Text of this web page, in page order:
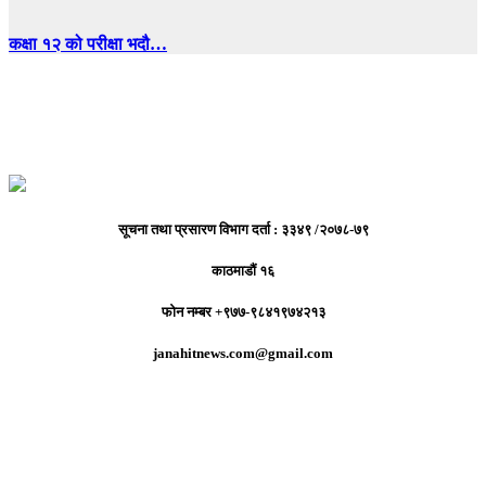
कक्षा १२ को परीक्षा भदौ…
सूचना तथा प्रसारण विभाग दर्ता : ३३४९ /२०७८-७९
काठमाडौं १६
फोन नम्बर +९७७-९८४१९७४२१३
janahitnews.com@gmail.com